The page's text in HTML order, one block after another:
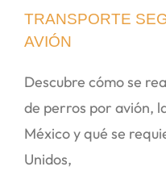
TRANSPORTE
AVIÓN
Descubre cómo se
de perros por avión,
México y qué se
Unidos,